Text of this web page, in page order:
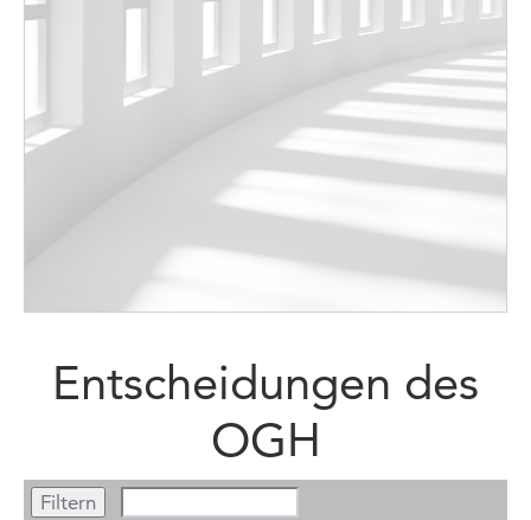
Entscheidungen des
OGH